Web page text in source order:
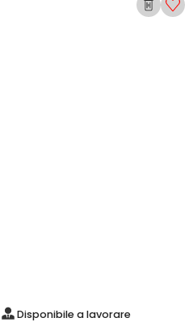
Disponibile a lavorare